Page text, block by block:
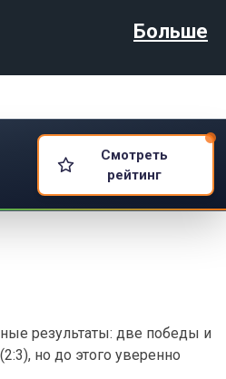
Больше
Смотреть
рейтинг
результаты: две победы и
но до этого уверенно